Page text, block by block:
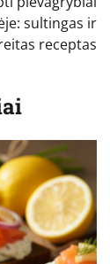
sultingas ir
receptas